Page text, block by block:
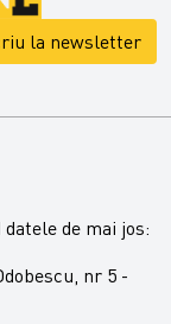
la newsletter
de mai jos:
nr 5 -